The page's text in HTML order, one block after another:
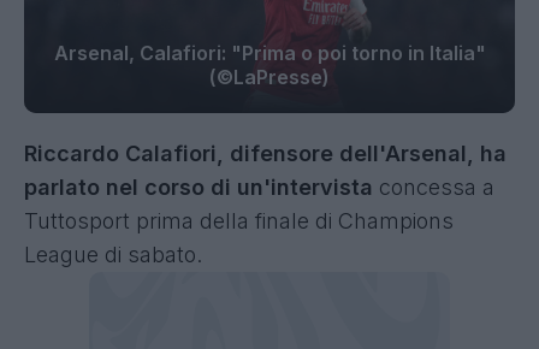
Arsenal, Calafiori: "Prima o poi torno in Italia"
(©LaPresse)
Riccardo Calafiori, difensore dell'Arsenal, ha
parlato nel corso di un'intervista concessa a
Tuttosport prima della finale di Champions
League di sabato.